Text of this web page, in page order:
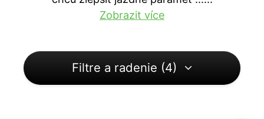
Zobrazit více
Filtre a radenie (4)